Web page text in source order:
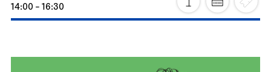
14:00 - 16:30